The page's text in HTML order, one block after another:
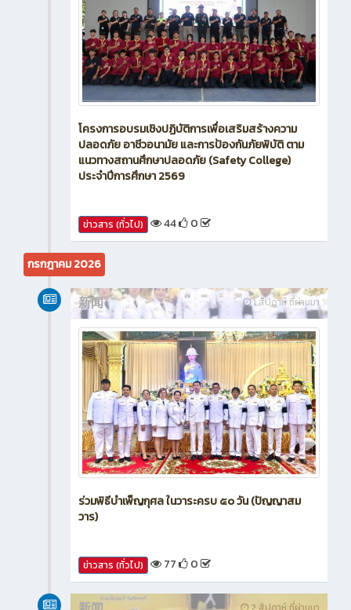
โครงการอบรมเชิงปฏิบัติการเพื่อเสริมสร้างความ
ปลอดภัย อาชีวอนามัย และการป้องกันภัยพิบัติ ตาม
แนวทางสถานศึกษาปลอดภัย (Safety College)
44 0
กรกฎาคม 2026
新闻
ร่วมพิธีบำเพ็ญกุศล ในวาระครบ ๕๐ วัน (ปัญญาสม
ข่าวสาร (ทั่วไป) 77 0